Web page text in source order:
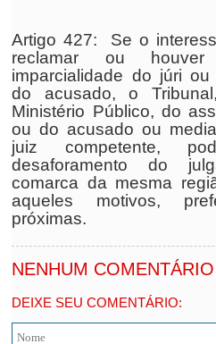
Artigo 427: Se o
reclamar ou
imparcialidade do júri
do acusado, o
Ministério Público, do
ou do acusado ou
juiz competente,
desaforamento do
comarca da mesma
aqueles motivos,
próximas.
NENHUM COMENTÁRIO
DEIXE SEU COMENTÁRIO: